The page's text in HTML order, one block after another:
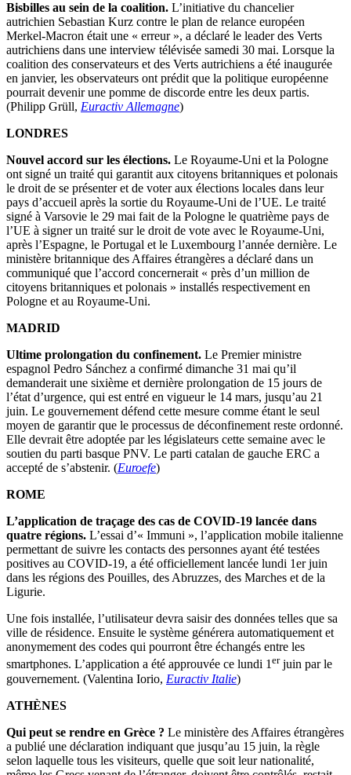
Bisbilles au sein de la coalition. L’initiative du chancelier
autrichien Sebastian Kurz contre le plan de relance européen
Merkel-Macron était une « erreur », a déclaré le leader des Verts
autrichiens dans une interview télévisée samedi 30 mai. Lorsque la
coalition des conservateurs et des Verts autrichiens a été inaugurée
en janvier, les observateurs ont prédit que la politique européenne
pourrait devenir une pomme de discorde entre les deux partis.
(Philipp Grüll, Euractiv Allemagne)
LONDRES
Nouvel accord sur les élections. Le Royaume-Uni et la Pologne
ont signé un traité qui garantit aux citoyens britanniques et polonais
le droit de se présenter et de voter aux élections locales dans leur
pays d’accueil après la sortie du Royaume-Uni de l’UE. Le traité
signé à Varsovie le 29 mai fait de la Pologne le quatrième pays de
l’UE à signer un traité sur le droit de vote avec le Royaume-Uni,
après l’Espagne, le Portugal et le Luxembourg l’année dernière. Le
ministère britannique des Affaires étrangères a déclaré dans un
communiqué que l’accord concernerait « près d’un million de
citoyens britanniques et polonais » installés respectivement en
Pologne et au Royaume-Uni.
MADRID
Ultime prolongation du confinement. Le Premier ministre
espagnol Pedro Sánchez a confirmé dimanche 31 mai qu’il
demanderait une sixième et dernière prolongation de 15 jours de
l’état d’urgence, qui est entré en vigueur le 14 mars, jusqu’au 21
juin. Le gouvernement défend cette mesure comme étant le seul
moyen de garantir que le processus de déconfinement reste ordonné.
Elle devrait être adoptée par les législateurs cette semaine avec le
soutien du parti basque PNV. Le parti catalan de gauche ERC a
accepté de s’abstenir. (Euroefe)
ROME
L’application de traçage des cas de COVID-19 lancée dans
quatre régions. L’essai d’« Immuni », l’application mobile italienne
permettant de suivre les contacts des personnes ayant été testées
positives au COVID-19, a été officiellement lancée lundi 1er juin
dans les régions des Pouilles, des Abruzzes, des Marches et de la
Ligurie.
Une fois installée, l’utilisateur devra saisir des données telles que sa
ville de résidence. Ensuite le système générera automatiquement et
anonymement des codes qui pourront être échangés entre les
smartphones. L’application a été approuvée ce lundi 1erjuin par le
gouvernement. (Valentina Iorio, Euractiv Italie)
ATHÈNES
Qui peut se rendre en Grèce ? Le ministère des Affaires étrangères
a publié une déclaration indiquant que jusqu’au 15 juin, la règle
selon laquelle tous les visiteurs, quelle que soit leur nationalité,